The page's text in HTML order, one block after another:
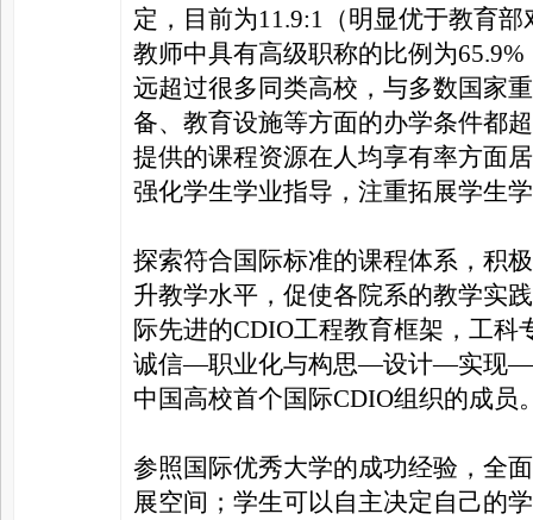
定，目前为11.9:1（明显优于教育
教师中具有高级职称的比例为
远超过很多同类高校，与多数国家
备、教育设施等方面的办学条件都
提供的课程资源在人均享有率方面
强化学生学业指导，注重拓展学生
探索符合国际标准的课程体系，积
升教学水平，促使各院系的教学实
际先进的CDIO工程教育框架，工
诚信—职业化与构思—设计—实现—
中国高校首个国际CDIO组织的成员
参照国际优秀大学的成功经验，全
展空间；学生可以自主决定自己的